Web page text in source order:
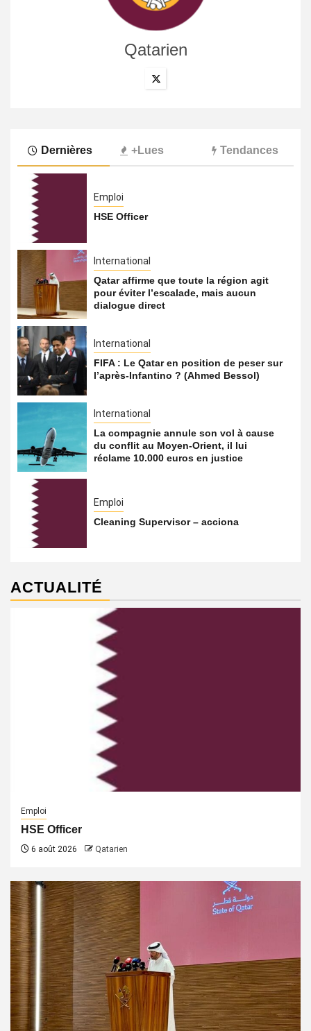
Qatarien
Dernières +Lues Tendances
Emploi
HSE Officer
International
Qatar affirme que toute la région agit
pour éviter l’escalade, mais aucun
dialogue direct
International
FIFA : Le Qatar en position de peser sur
l’après-Infantino ? (Ahmed Bessol)
International
La compagnie annule son vol à cause
du conflit au Moyen-Orient, il lui
réclame 10.000 euros en justice
Emploi
Cleaning Supervisor – acciona
ACTUALITÉ
Emploi
HSE Officer
6 août 2026 Qatarien